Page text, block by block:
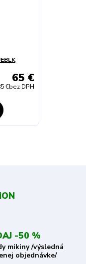
65 €
€bez DPH
-50 %
mikiny /výsledná
objednávke/